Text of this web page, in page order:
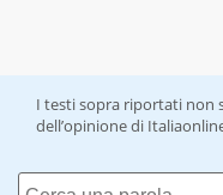
I testi sopra riportati non
dell’opinione di